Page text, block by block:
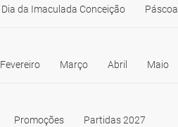
Dia da Imaculada Conceição Páscoa
Fevereiro Março Abril Maio
Promoções Partidas 2027